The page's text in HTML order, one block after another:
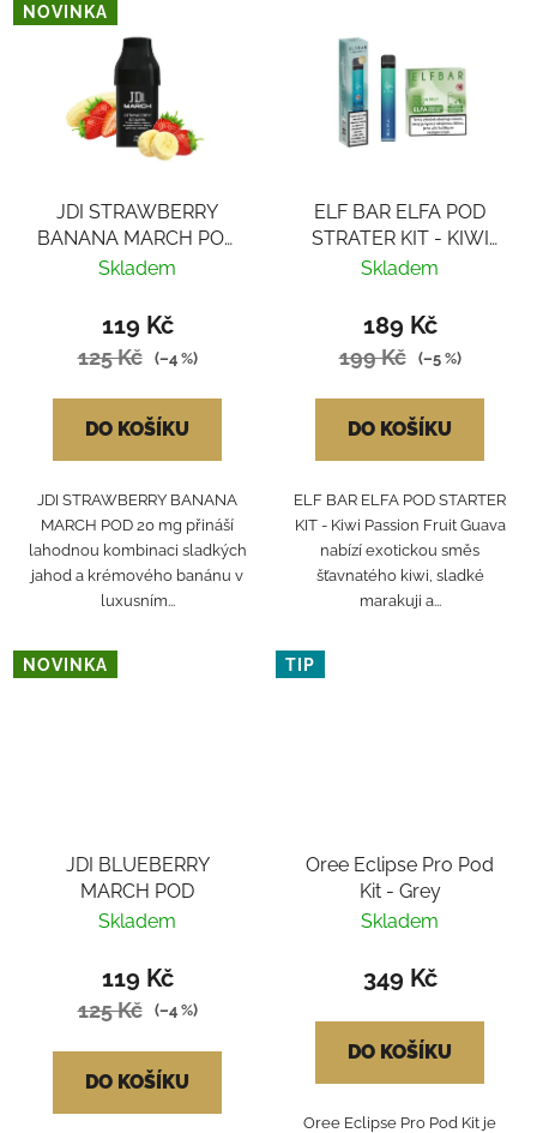
NOVINKA
JDI STRAWBERRY
BANANA MARCH POD
20mg
Skladem
119 Kč
125 Kč (–4 %)
DO KOŠÍKU
JDI STRAWBERRY BANANA
MARCH POD 20 mg přináší
lahodnou kombinaci sladkých
jahod a krémového banánu v
luxusním...
ELF BAR ELFA POD
STRATER KIT - KIWI
PASSION FRUIT GUAVA
Skladem
189 Kč
199 Kč (–5 %)
DO KOŠÍKU
ELF BAR ELFA POD STARTER
KIT - Kiwi Passion Fruit Guava
nabízí exotickou směs
šťavnatého kiwi, sladké
marakuji a...
NOVINKA
JDI BLUEBERRY
MARCH POD
Skladem
119 Kč
125 Kč (–4 %)
DO KOŠÍKU
TIP
Oree Eclipse Pro Pod
Kit - Grey
Skladem
349 Kč
DO KOŠÍKU
Oree Eclipse Pro Pod Kit je